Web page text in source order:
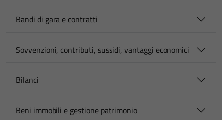
Bandi di gara e contratti
Sovvenzioni, contributi, sussidi, vantaggi economici
Bilanci
Beni immobili e gestione patrimonio